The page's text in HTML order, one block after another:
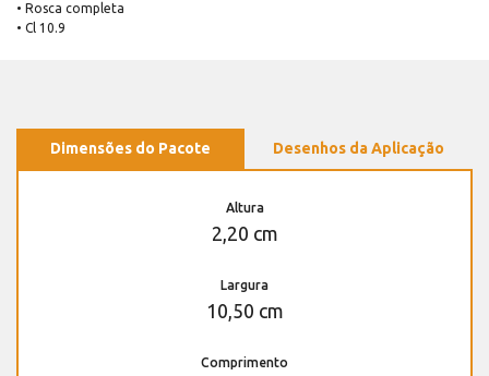
• Rosca completa
• Cl 10.9
Dimensões do Pacote Desenhos da Aplicação
Altura
2,20 cm
Largura
10,50 cm
Comprimento